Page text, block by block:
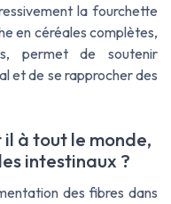
la fourchette
en céréales complètes,
permet de soutenir
et de se rapprocher des
à tout le monde,
intestinaux ?
des fibres dans